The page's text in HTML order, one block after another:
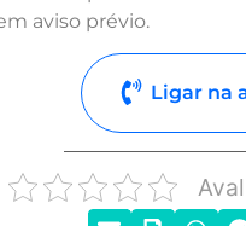
aviso prévio.
Ligar na